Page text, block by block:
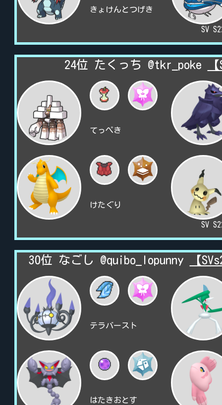
きょけんとつげき
SV
24位 たくっち @tkr_poke
てっぺき
けたぐり
SV
30位 なごし @quibo_lopunny 【
テラバースト
はたきおとす